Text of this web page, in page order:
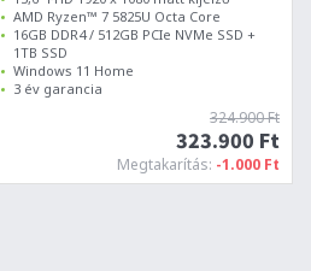
AMD Ryzen™ 7 5825U Octa Core
16GB DDR4 / 512GB PCIe NVMe SSD +
1TB SSD
Windows 11 Home
3 év garancia
324.900 Ft
323.900 Ft
Megtakarítás: -1.000 Ft